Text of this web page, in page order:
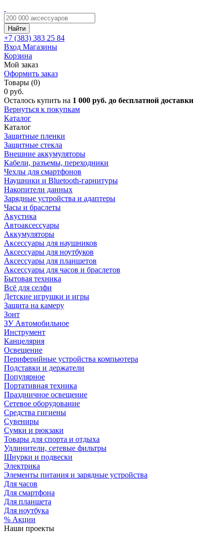
Найти
+7 (383) 383 25 84
Вход Магазины
Корзина
Мой заказ
Оформить заказ
Товары (0)
0 руб.
Осталось купить на 1 000 руб. до бесплатной доставки
Вернуться к покупкам
Каталог
Каталог
Защитные пленки
Защитные стекла
Внешние аккумуляторы
Кабели, разъемы, переходники
Чехлы для смартфонов
Наушники и Bluetooth-гарнитуры
Накопители данных
Зарядные устройства и адаптеры
Часы и браслеты
Акустика
Автоаксессуары
Аккумуляторы
Аксессуары для наушников
Аксессуары для ноутбуков
Аксессуары для планшетов
Аксессуары для часов и браслетов
Бытовая техника
Всё для селфи
Детские игрушки и игры
Защита на камеру
Зонт
ЗУ Автомобильное
Инструмент
Канцелярия
Освещение
Периферийные устройства компьютера
Подставки и держатели
Популярное
Портативная техника
Праздничное освещение
Сетевое оборудование
Средства гигиены
Сувениры
Сумки и рюкзаки
Товары для спорта и отдыха
Удлинители, сетевые фильтры
Шнурки и подвески
Электрика
Элементы питания и зарядные устройства
Для часов
Для смартфона
Для планшета
Для ноутбука
% Акции
Наши проекты